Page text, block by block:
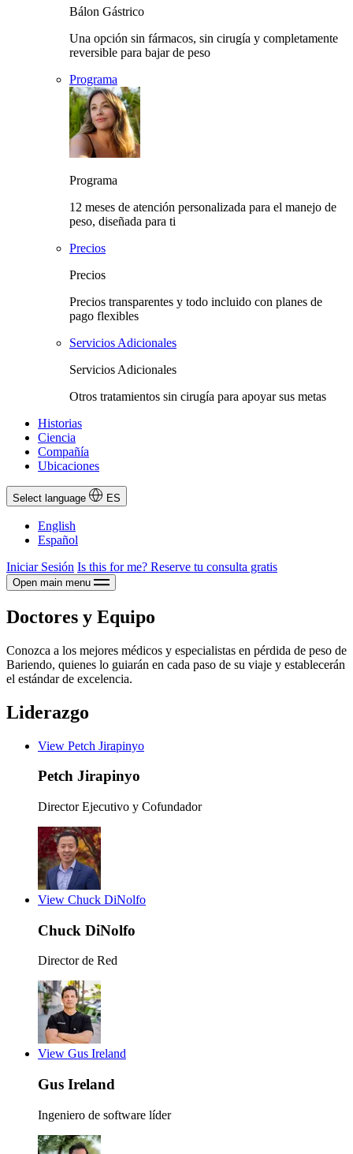
Bálon Gástrico
Una opción sin fármacos, sin cirugía y completamente
reversible para bajar de peso
Programa
Programa
12 meses de atención personalizada para el manejo de
peso, diseñada para ti
Precios
Precios
Precios transparentes y todo incluido con planes de
pago flexibles
Servicios Adicionales
Servicios Adicionales
Otros tratamientos sin cirugía para apoyar sus metas
Historias
Ciencia
Compañía
Ubicaciones
Select language ES
English
Español
Iniciar Sesión Is this for me? Reserve tu consulta gratis
Open main menu
Doctores y Equipo
Conozca a los mejores médicos y especialistas en pérdida de peso de
Bariendo, quienes lo guiarán en cada paso de su viaje y establecerán
el estándar de excelencia.
Liderazgo
View Petch Jirapinyo
Petch Jirapinyo
Director Ejecutivo y Cofundador
View Chuck DiNolfo
Chuck DiNolfo
Director de Red
View Gus Ireland
Gus Ireland
Ingeniero de software líder